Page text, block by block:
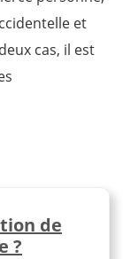
et
cas, il est
de
?